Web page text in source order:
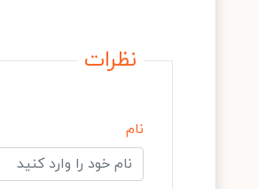
نظرات
نام